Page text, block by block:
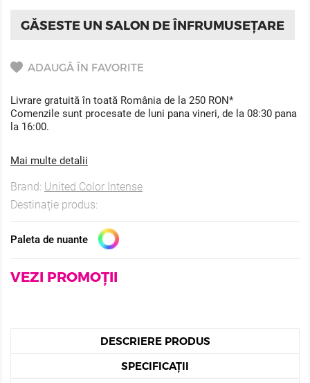
GĂSESTE UN SALON DE ÎNFRUMUSEȚARE
ADAUGĂ ÎN FAVORITE
Livrare gratuită în toată România de la 250 RON*
Comenzile sunt procesate de luni pana vineri, de la 08:30 pana
la 16:00.
Mai multe detalii
Brand: United Color Intense
Destinație produs:
Paleta de nuante
VEZI PROMOȚII
DESCRIERE PRODUS
SPECIFICAȚII